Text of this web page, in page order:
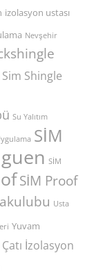
izolasyon ustası
Nevşehir
Sim Shingle
Su Yalıtım
SİM
SİM
SİM Proof
Usta
Yuvam
Çatı İzolasyon